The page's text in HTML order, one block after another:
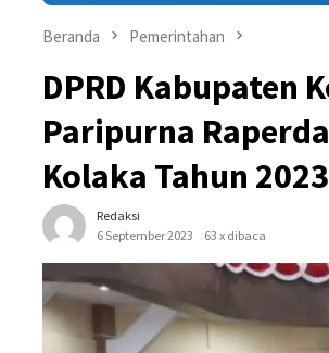
Beranda Pemerintahan
DPRD Kabupaten
Paripurna
Kolaka Tahun 2023
Redaksi
6 September 2023
63 x dibaca